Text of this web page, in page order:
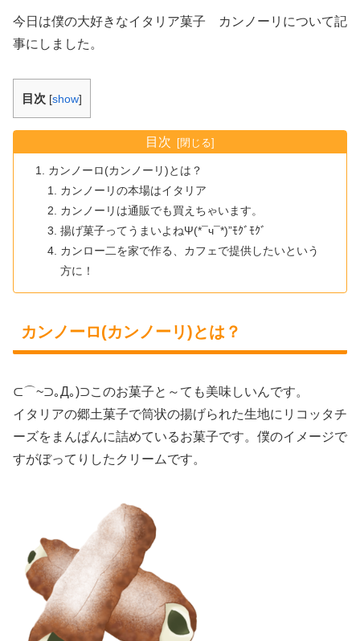
今日は僕の大好きなイタリア菓子 カンノーリについて記
事にしました。
目次 [show]
目次
カンノーロ(カンノーリ)とは？
カンノーリの本場はイタリア
カンノーリは通販でも買えちゃいます。
揚げ菓子ってうまいよねΨ(*¯ч¯*)”ﾓｸﾞﾓｸﾞ
カンロー二を家で作る、カフェで提供したいという
方に！
カンノーロ(カンノーリ)とは？
⊂⌒~⊃｡Д｡)⊃このお菓子と～ても美味しいんです。
イタリアの郷土菓子で筒状の揚げられた生地にリコッタチ
ーズをまんぱんに詰めているお菓子です。僕のイメージで
すがぼってりしたクリームです。